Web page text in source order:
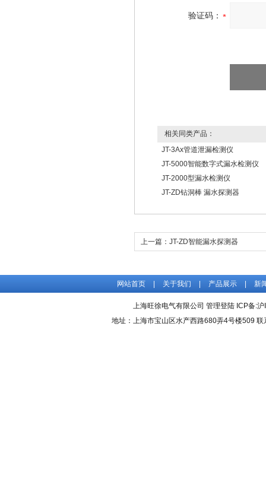
验证码：
相关同类产品：
JT-3Ax管道泄漏检测仪
JT-5000智能数字式漏水检测仪
JT-2000型漏水检测仪
JT-ZD钻洞棒 漏水探测器
上一篇： JT-ZD智能漏水探测器
网站首页 关于我们 产品展示 新
上海旺徐电气有限公司 管理登陆 ICP备:沪
地址：上海市宝山区水产西路680弄4号楼509